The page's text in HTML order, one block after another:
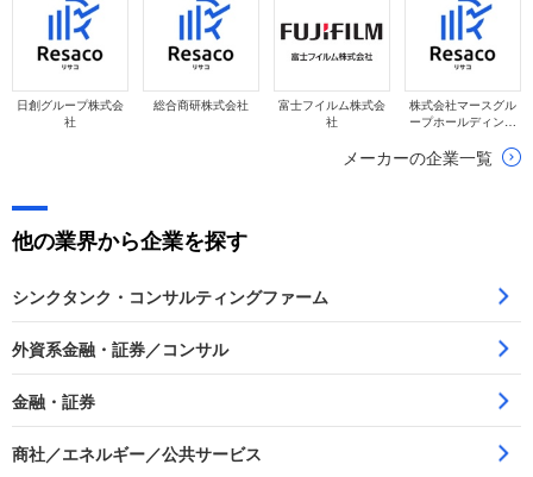
日創グループ株式会
社
総合商研株式会社
富士フイルム株式会
社
株式会社マースグル
ープホールディング
メーカーの企業一覧
他の業界から企業を探す
シンクタンク・コンサルティングファーム
外資系金融・証券／コンサル
金融・証券
商社／エネルギー／公共サービス